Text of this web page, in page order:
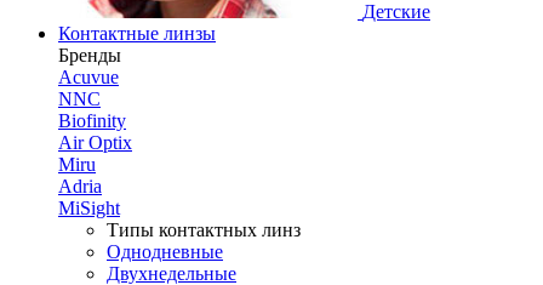
Детские
Контактные линзы
Бренды
Acuvue
NNC
Biofinity
Air Optix
Miru
Adria
MiSight
Типы контактных линз
Однодневные
Двухнедельные